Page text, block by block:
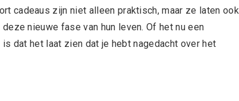
cadeaus zijn niet alleen praktisch, maar ze laten ook
nieuwe fase van hun leven. Of het nu een
dat het laat zien dat je hebt nagedacht over het